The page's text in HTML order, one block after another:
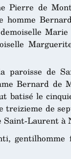
Pierre de
homme
paroisse de
Bernard de
batisé le
de
Saint-Laurent à
gentilhomme